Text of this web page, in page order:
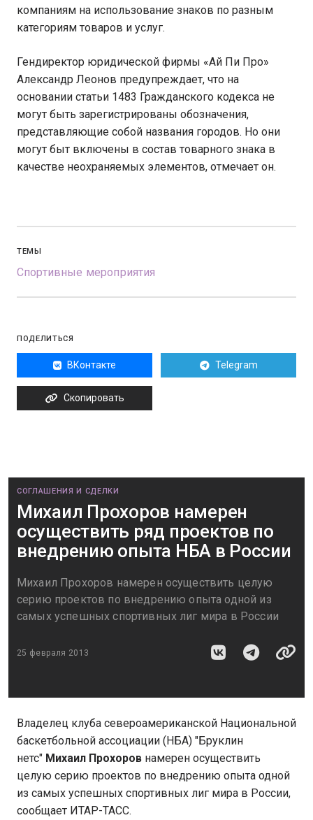
компаниям на использование знаков по разным
категориям товаров и услуг.
Гендиректор юридической фирмы «Ай Пи Про»
Александр Леонов предупреждает, что на
основании статьи 1483 Гражданского кодекса не
могут быть зарегистрированы обозначения,
представляющие собой названия городов. Но они
могут быт включены в состав товарного знака в
качестве неохраняемых элементов, отмечает он.
ТЕМЫ
Спортивные мероприятия
ПОДЕЛИТЬСЯ
ВКонтакте Telegram
Скопировать
СОГЛАШЕНИЯ И СДЕЛКИ
Михаил Прохоров намерен
осуществить ряд проектов по
внедрению опыта НБА в России
Михаил Прохоров намерен осуществить целую
серию проектов по внедрению опыта одной из
самых успешных спортивных лиг мира в России
25 февраля 2013
Владелец клуба североамериканской Национальной
баскетбольной ассоциации (НБА) "Бруклин
нетс" Михаил Прохоров намерен осуществить
целую серию проектов по внедрению опыта одной
из самых успешных спортивных лиг мира в России,
сообщает ИТАР-ТАСС.